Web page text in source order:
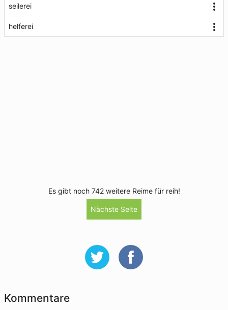
seilerei
helferei
Es gibt noch 742 weitere Reime für reih!
Nächste Seite
Kommentare